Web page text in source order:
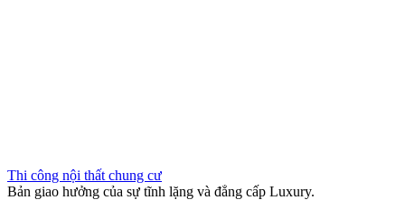
Thi công nội thất chung cư
Bản giao hưởng của sự tĩnh lặng và đẳng cấp Luxury.